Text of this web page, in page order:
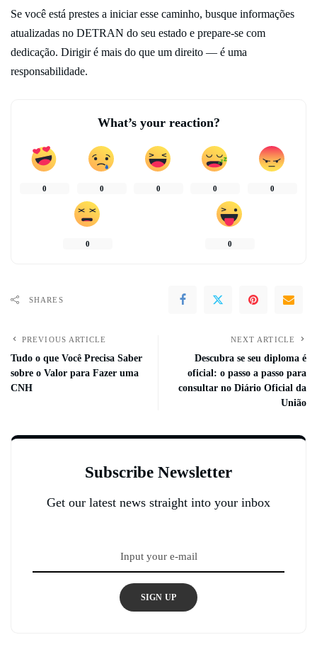
Se você está prestes a iniciar esse caminho, busque informações
atualizadas no DETRAN do seu estado e prepare-se com
dedicação. Dirigir é mais do que um direito — é uma
responsabilidade.
What’s your reaction?
0 0 0 0 0
0 0
SHARES
PREVIOUS ARTICLE
Tudo o que Você Precisa Saber
sobre o Valor para Fazer uma
CNH
NEXT ARTICLE
Descubra se seu diploma é
oficial: o passo a passo para
consultar no Diário Oficial da
União
Subscribe Newsletter
Get our latest news straight into your inbox
SIGN UP